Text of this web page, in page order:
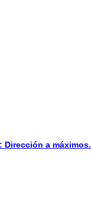
Dirección a máximos.